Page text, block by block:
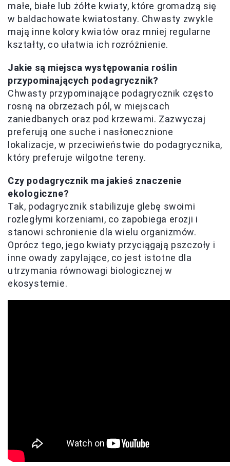
małe, białe lub żółte kwiaty, które gromadzą się
w baldachowate kwiatostany. Chwasty zwykle
mają inne kolory kwiatów oraz mniej regularne
kształty, co ułatwia ich rozróżnienie.
Jakie są miejsca występowania roślin
przypominających podagrycznik?
Chwasty przypominające podagrycznik często
rosną na obrzeżach pól, w miejscach
zaniedbanych oraz pod krzewami. Zazwyczaj
preferują one suche i nasłonecznione
lokalizacje, w przeciwieństwie do podagrycznika,
który preferuje wilgotne tereny.
Czy podagrycznik ma jakieś znaczenie
ekologiczne?
Tak, podagrycznik stabilizuje glebę swoimi
rozległymi korzeniami, co zapobiega erozji i
stanowi schronienie dla wielu organizmów.
Oprócz tego, jego kwiaty przyciągają pszczoły i
inne owady zapylające, co jest istotne dla
utrzymania równowagi biologicznej w
ekosystemie.